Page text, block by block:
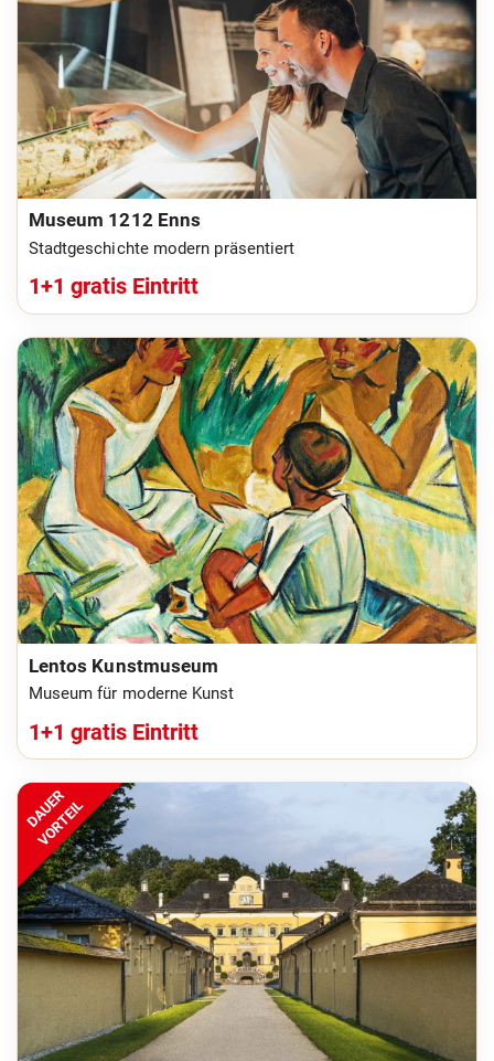
Museum 1212 Enns
Stadtgeschichte modern präsentiert
1+1 gratis Eintritt
Lentos Kunstmuseum
Museum für moderne Kunst
1+1 gratis Eintritt
DAUER
VORTEIL